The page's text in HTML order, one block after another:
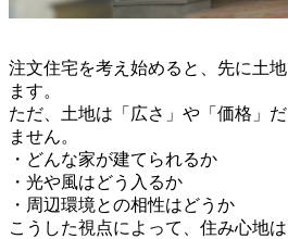
注文住宅を考え始めると、先に土
ます。
ただ、土地は「広さ」や「価格」
ません。
・どんな家が建てられるか
・光や風はどう入るか
・周辺環境との相性はどうか
こうした視点によって、住み心地